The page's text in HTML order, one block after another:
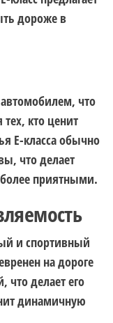
дороже в
что
кто ценит
E-класса обычно
что делает
приятными.
и спортивный
на дороге
что делает его
динамичную